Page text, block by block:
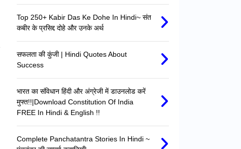
Top 250+ Kabir Das Ke Dohe In Hindi~ संत
कबीर के प्रसिद्द दोहे और उनके अर्थ
सफलता की कुंजी | Hindi Quotes About
Success
भारत का संविधान हिंदी और अंग्रेजी में डाउनलोड करें
मुफ्त!!|Download Constitution Of India
FREE In Hindi & English !!
Complete Panchatantra Stories In Hindi ~